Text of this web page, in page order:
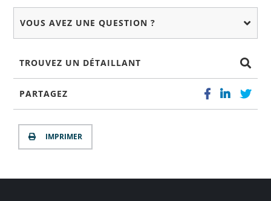
VOUS AVEZ UNE QUESTION ?
TROUVEZ UN DÉTAILLANT
PARTAGEZ
IMPRIMER